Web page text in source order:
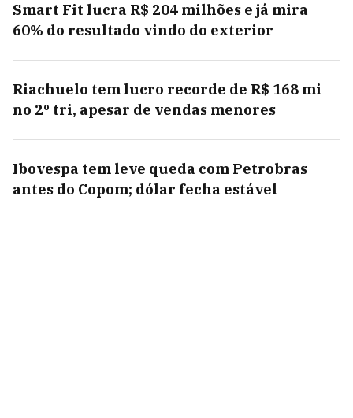
Smart Fit lucra R$ 204 milhões e já mira
60% do resultado vindo do exterior
Riachuelo tem lucro recorde de R$ 168 mi
no 2º tri, apesar de vendas menores
Ibovespa tem leve queda com Petrobras
antes do Copom; dólar fecha estável